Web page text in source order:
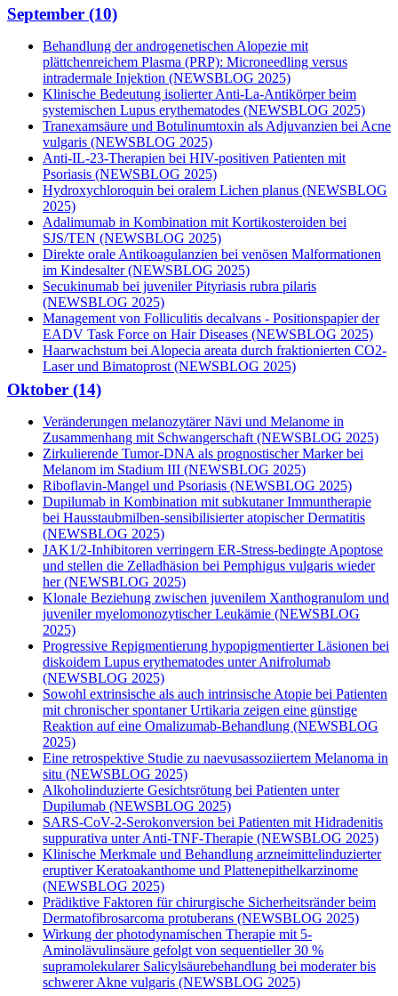
September (10)
Behandlung der androgenetischen Alopezie mit
plättchenreichem Plasma (PRP): Microneedling versus
intradermale Injektion (NEWSBLOG 2025)
Klinische Bedeutung isolierter Anti-La-Antikörper beim
systemischen Lupus erythematodes (NEWSBLOG 2025)
Tranexamsäure und Botulinumtoxin als Adjuvanzien bei Acne
vulgaris (NEWSBLOG 2025)
Anti-IL-23-Therapien bei HIV-positiven Patienten mit
Psoriasis (NEWSBLOG 2025)
Hydroxychloroquin bei oralem Lichen planus (NEWSBLOG
2025)
Adalimumab in Kombination mit Kortikosteroiden bei
SJS/TEN (NEWSBLOG 2025)
Direkte orale Antikoagulanzien bei venösen Malformationen
im Kindesalter (NEWSBLOG 2025)
Secukinumab bei juveniler Pityriasis rubra pilaris
(NEWSBLOG 2025)
Management von Folliculitis decalvans - Positionspapier der
EADV Task Force on Hair Diseases (NEWSBLOG 2025)
Haarwachstum bei Alopecia areata durch fraktionierten CO2-
Laser und Bimatoprost (NEWSBLOG 2025)
Oktober (14)
Veränderungen melanozytärer Nävi und Melanome in
Zusammenhang mit Schwangerschaft (NEWSBLOG 2025)
Zirkulierende Tumor-DNA als prognostischer Marker bei
Melanom im Stadium III (NEWSBLOG 2025)
Riboflavin-Mangel und Psoriasis (NEWSBLOG 2025)
Dupilumab in Kombination mit subkutaner Immuntherapie
bei Hausstaubmilben-sensibilisierter atopischer Dermatitis
(NEWSBLOG 2025)
JAK1/2-Inhibitoren verringern ER-Stress-bedingte Apoptose
und stellen die Zelladhäsion bei Pemphigus vulgaris wieder
her (NEWSBLOG 2025)
Klonale Beziehung zwischen juvenilem Xanthogranulom und
juveniler myelomonozytischer Leukämie (NEWSBLOG
2025)
Progressive Repigmentierung hypopigmentierter Läsionen bei
diskoidem Lupus erythematodes unter Anifrolumab
(NEWSBLOG 2025)
Sowohl extrinsische als auch intrinsische Atopie bei Patienten
mit chronischer spontaner Urtikaria zeigen eine günstige
Reaktion auf eine Omalizumab-Behandlung (NEWSBLOG
2025)
Eine retrospektive Studie zu naevusassoziiertem Melanoma in
situ (NEWSBLOG 2025)
Alkoholinduzierte Gesichtsrötung bei Patienten unter
Dupilumab (NEWSBLOG 2025)
SARS-CoV-2-Serokonversion bei Patienten mit Hidradenitis
suppurativa unter Anti-TNF-Therapie (NEWSBLOG 2025)
Klinische Merkmale und Behandlung arzneimittelinduzierter
eruptiver Keratoakanthome und Plattenepithelkarzinome
(NEWSBLOG 2025)
Prädiktive Faktoren für chirurgische Sicherheitsränder beim
Dermatofibrosarcoma protuberans (NEWSBLOG 2025)
Wirkung der photodynamischen Therapie mit 5-
Aminolävulinsäure gefolgt von sequentieller 30 %
supramolekularer Salicylsäurebehandlung bei moderater bis
schwerer Akne vulgaris (NEWSBLOG 2025)